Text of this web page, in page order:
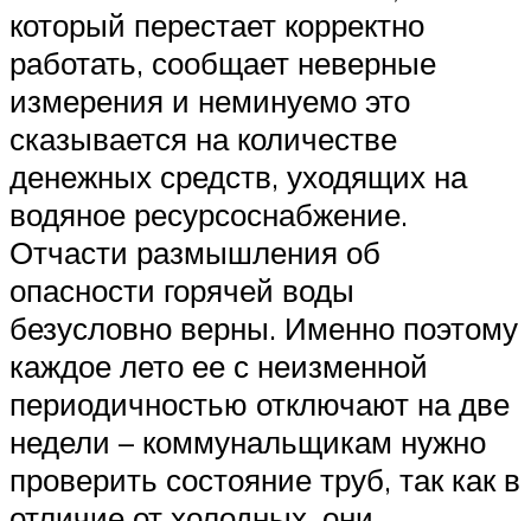
который перестает корректно
работать, сообщает неверные
измерения и неминуемо это
сказывается на количестве
денежных средств, уходящих на
водяное ресурсоснабжение.
Отчасти размышления об
опасности горячей воды
безусловно верны. Именно поэтому
каждое лето ее с неизменной
периодичностью отключают на две
недели – коммунальщикам нужно
проверить состояние труб, так как в